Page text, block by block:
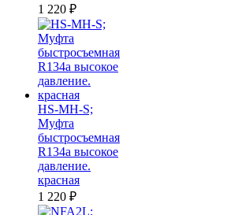
1 220 ₽
HS-MH-S;
Муфта
быстросъемная
R134a высокое
давление.
красная
1 220 ₽